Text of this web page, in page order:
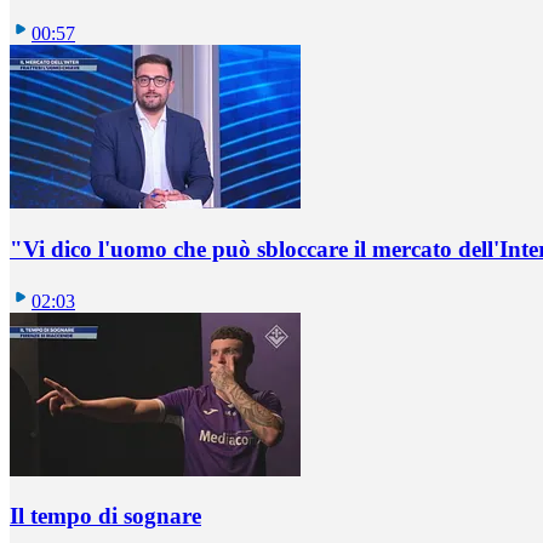
00:57
"Vi dico l'uomo che può sbloccare il mercato
02:03
Il tempo di sognare